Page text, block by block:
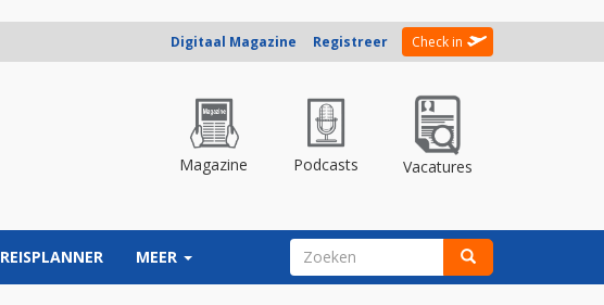
Digitaal Magazine Registreer Check in
Magazine Podcasts Vacatures
REISPLANNER MEER ZOEKVELD